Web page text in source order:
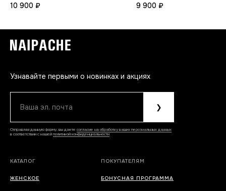
10 900 ₽
9 900 ₽
Узнавайте первыми о новинках и акциях
Ваша эл. почта ❯
Отправляя данную форму, вы даете согласие на обработку ваших персональных данных
в соответствии с нашей политикой конфиденциальности
КАТАЛОГ
ЖЕНСКОЕ
ПОКУПАТЕЛЯМ
БОНУСНАЯ ПРОГРАММА